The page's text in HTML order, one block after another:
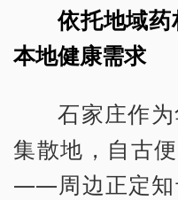
依托地域
本地健康需求
石家庄作
集散地，自古
——周边正定知